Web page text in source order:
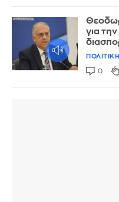
για
ΠΟΛΙΤΙΚΗ
0